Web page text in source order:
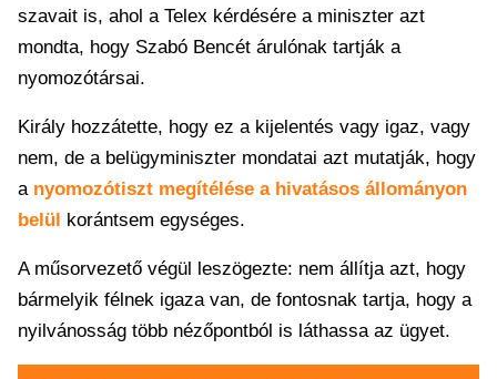
szavait is, ahol a Telex kérdésére a miniszter azt
mondta, hogy Szabó Bencét árulónak tartják a
nyomozótársai.
Király hozzátette, hogy ez a kijelentés vagy igaz, vagy
nem, de a belügyminiszter mondatai azt mutatják, hogy
a nyomozótiszt megítélése a hivatásos állományon
belül korántsem egységes.
A műsorvezető végül leszögezte: nem állítja azt, hogy
bármelyik félnek igaza van, de fontosnak tartja, hogy a
nyilvánosság több nézőpontból is láthassa az ügyet.